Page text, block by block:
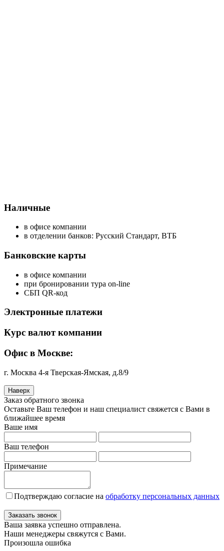
Наличные
в офисе компании
в отделении банков: Русский Стандарт, ВТБ
Банковские карты
в офисе компании
при бронировании тура on-line
СБП QR-код
Электронные платежи
Курс валют компании
Офис в Москве:
г. Москва 4-я Тверская-Ямская, д.8/9
Наверх
Заказ обратного звонка
Оставьте Ваш телефон и наш специалист свяжется с Вами в
ближайшее время
Ваше имя
Ваш телефон
Примечание
Подтверждаю согласие на обработку персональных данных
Заказать звонок
Ваша заявка успешно отправлена.
Наши менеджеры свяжутся с Вами.
Произошла ошибка